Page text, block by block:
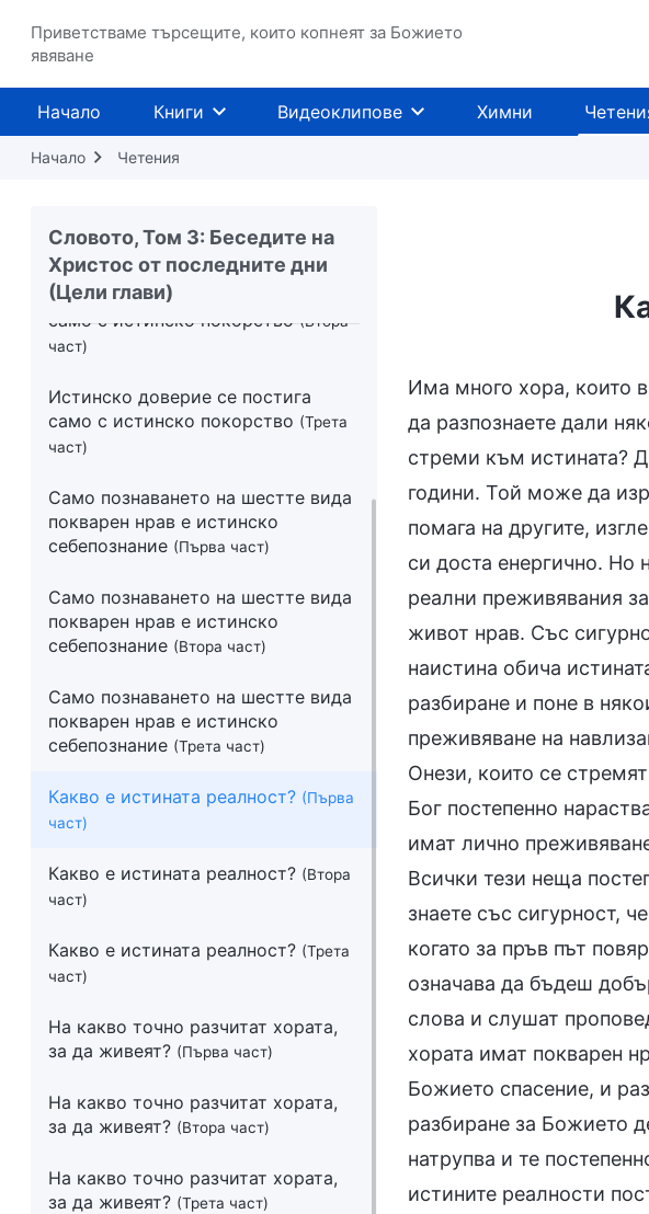
Приветстваме търсещите, които копнеят за Божието
явяване
Начало Книги Видеоклипове Химни
Начало Четения
Словото, Том 3: Беседите на
Христос от последните дни
(Цели глави)
се промени истински(Първа част)
погрешни възгледи, човек може да
част)
Истинско доверие се постига
само с истинско покорство(Втора
част)
Истинско доверие се постига
само с истинско покорство (Трета
част)
Само познаването на шестте вида
покварен нрав е истинско
себепознание (Първа част)
Само познаването на шестте вида
покварен нрав е истинско
себепознание (Втора част)
Само познаването на шестте вида
покварен нрав е истинско
себепознание (Трета част)
Какво е истината реалност? (Първа
част)
Какво е истината реалност? (Втора
част)
Какво е истината реалност? (Трета
част)
На какво точно разчитат хората,
за да живеят? (Първа част)
На какво точно разчитат хората,
за да живеят? (Втора част)
На какво точно разчитат хората,
за да живеят? (Трета част)
Има много хора, които
да разпознаете дали
стреми към истината?
години. Той може да
помага на другите,
си доста енергично. Но
реални преживявания
живот нрав. Със
наистина обича
разбиране и поне в
преживяване на
Онези, които се
Бог постепенно
имат лично
Всички тези неща
знаете със сигурност,
когато за пръв път
означава да бъдеш
слова и слушат
хората имат покварен
Божието спасение, и
разбиране за Божието
натрупва и те
истините реалности